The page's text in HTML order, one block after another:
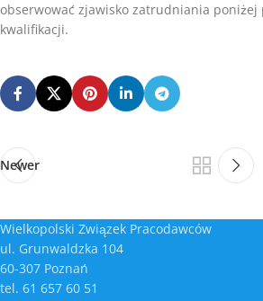
obserwować zjawisko zatrudniania poniżej
kwalifikacji.
Newer
Wielkopolski Związek Pracodawców
ul. Grunwaldzka 104
60-307 Poznań
tel. 61 657 60 51